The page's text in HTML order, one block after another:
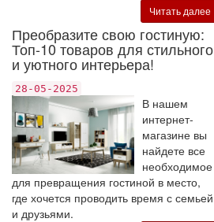
Читать далее
Преобразите свою гостиную:
Топ-10 товаров для стильного
и уютного интерьера!
28-05-2025
В нашем
интернет-
магазине вы
найдете все
необходимое
для превращения гостиной в место,
где хочется проводить время с семьей
и друзьями.